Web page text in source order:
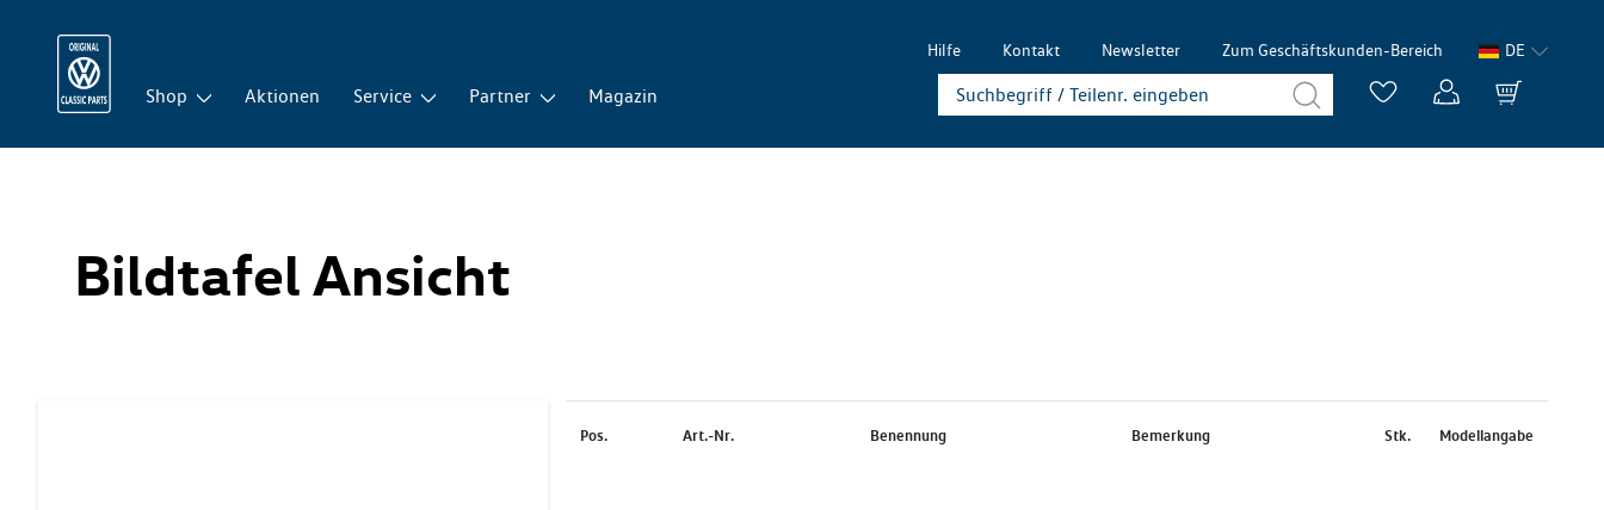
Hilfe Kontakt Newsletter Zum Geschäftskunden-Bereich DE
Shop Aktionen Service Partner Magazin
Bildtafel Ansicht
Pos. Art.-Nr. Benennung Bemerkung Stk. Modellangabe